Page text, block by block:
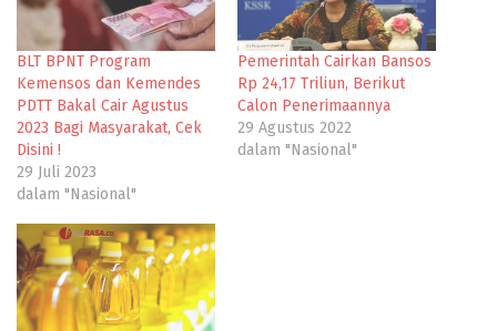
BLT BPNT Program
Kemensos dan Kemendes
PDTT Bakal Cair Agustus
2023 Bagi Masyarakat, Cek
Disini !
29 Juli 2023
dalam "Nasional"
Pemerintah Cairkan Bansos
Rp 24,17 Triliun, Berikut
Calon Penerimaannya
29 Agustus 2022
dalam "Nasional"